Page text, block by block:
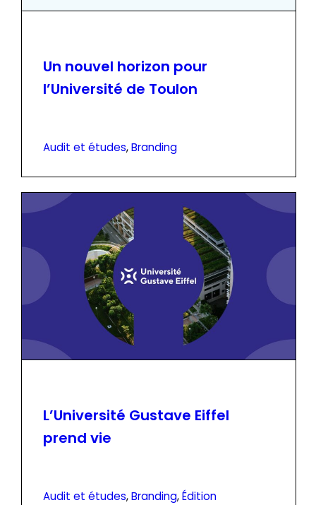
Un nouvel horizon pour
l’Université de Toulon
Audit et études, Branding
L’Université Gustave Eiffel
prend vie
Audit et études, Branding, Édition